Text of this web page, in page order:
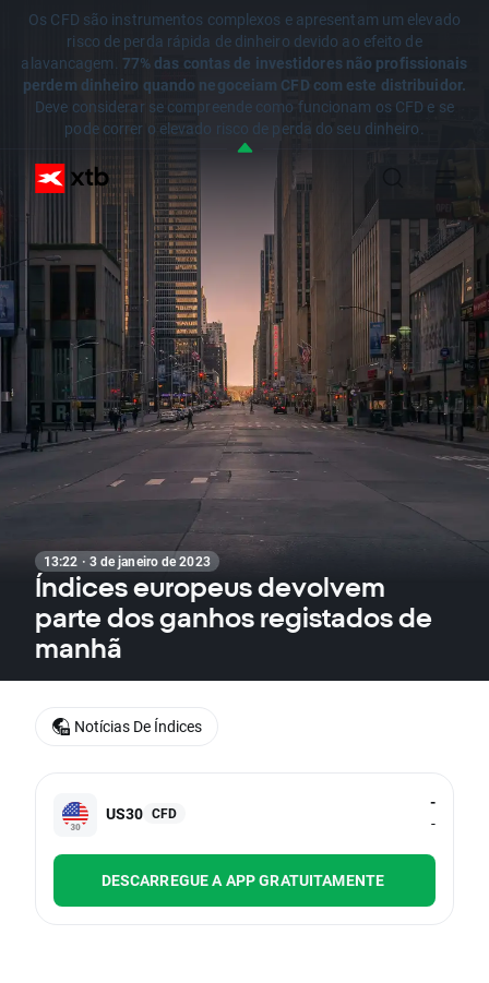
Os CFD são instrumentos complexos e apresentam um elevado
risco de perda rápida de dinheiro devido ao efeito de
alavancagem. 77% das contas de investidores não profissionais
perdem dinheiro quando negoceiam CFD com este distribuidor.
Deve considerar se compreende como funcionam os CFD e se
pode correr o elevado risco de perda do seu dinheiro.
13:22 · 3 de janeiro de 2023
Índices europeus devolvem
parte dos ganhos registados de
manhã
US30 CFD
-
-
DESCARREGUE A APP GRATUITAMENTE
Notícias De Índices